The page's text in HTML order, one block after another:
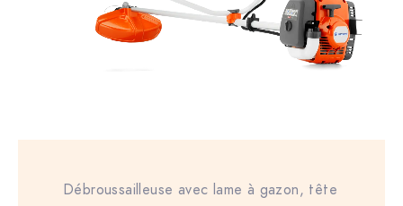
Débroussailleuse avec lame à gazon, tête